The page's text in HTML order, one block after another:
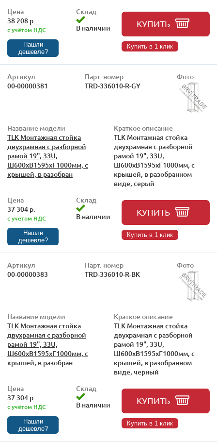
Цена
38 208 р.
с учётом НДС
Нашли
дешевле?
Склад
В наличии
КУПИТЬ
Купить в 1 клик
Артикул
00-00000381
Парт. номер
TRD-336010-R-GY
Фото
Название модели
TLK Монтажная стойка
двухрамная с разборной
рамой 19", 33U,
Ш600xВ1595xГ1000мм, с
крышей, в разобран
Краткое описание
TLK Монтажная стойка
двухрамная с разборной
рамой 19", 33U,
Ш600xВ1595xГ1000мм, с
крышей, в разобранном
виде, серый
Цена
37 304 р.
с учётом НДС
Нашли
дешевле?
Склад
В наличии
КУПИТЬ
Купить в 1 клик
Артикул
00-00000383
Парт. номер
TRD-336010-R-BK
Фото
Название модели
TLK Монтажная стойка
двухрамная с разборной
рамой 19", 33U,
Ш600xВ1595xГ1000мм, с
крышей, в разобран
Краткое описание
TLK Монтажная стойка
двухрамная с разборной
рамой 19", 33U,
Ш600xВ1595xГ1000мм, с
крышей, в разобранном
виде, черный
Цена
37 304 р.
с учётом НДС
Нашли
дешевле?
Склад
В наличии
КУПИТЬ
Купить в 1 клик